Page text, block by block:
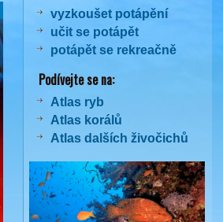
vyzkoušet potápění
učit se potápět
potápět se rekreačně
Podívejte se na:
Atlas ryb
Atlas korálů
Atlas dalších živočichů